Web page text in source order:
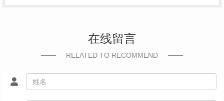
在线留言
RELATED TO RECOMMEND